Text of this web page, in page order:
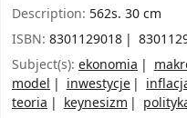
Description: 562s. 30 cm
ISBN: 8301129018
Subject(s): ekonomia
model
inwestycje
teoria
keynesizm